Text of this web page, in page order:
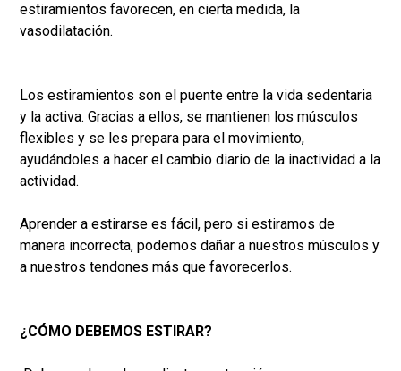
estiramientos favorecen, en cierta medida, la
vasodilatación.
Los estiramientos son el puente entre la vida sedentaria
y la activa. Gracias a ellos, se mantienen los músculos
flexibles y se les prepara para el movimiento,
ayudándoles a hacer el cambio diario de la inactividad a la
actividad.
Aprender a estirarse es fácil, pero si estiramos de
manera incorrecta, podemos dañar a nuestros músculos y
a nuestros tendones más que favorecerlos.
¿CÓMO DEBEMOS ESTIRAR?